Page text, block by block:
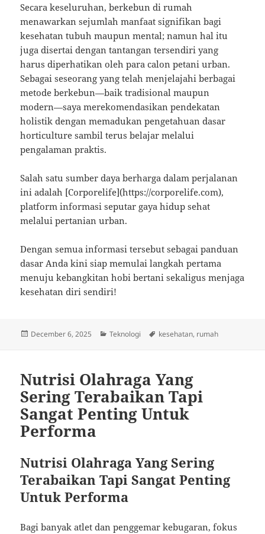
Secara keseluruhan, berkebun di rumah
menawarkan sejumlah manfaat signifikan bagi
kesehatan tubuh maupun mental; namun hal itu
juga disertai dengan tantangan tersendiri yang
harus diperhatikan oleh para calon petani urban.
Sebagai seseorang yang telah menjelajahi berbagai
metode berkebun—baik tradisional maupun
modern—saya merekomendasikan pendekatan
holistik dengan memadukan pengetahuan dasar
horticulture sambil terus belajar melalui
pengalaman praktis.
Salah satu sumber daya berharga dalam perjalanan
ini adalah [Corporelife](https://corporelife.com),
platform informasi seputar gaya hidup sehat
melalui pertanian urban.
Dengan semua informasi tersebut sebagai panduan
dasar Anda kini siap memulai langkah pertama
menuju kebangkitan hobi bertani sekaligus menjaga
kesehatan diri sendiri!
Posted
December 6, 2025 Categories
Teknologi Tags
kesehatan, rumah
Nutrisi Olahraga Yang
Sering Terabaikan Tapi
Sangat Penting Untuk
Performa
Nutrisi Olahraga Yang Sering
Terabaikan Tapi Sangat Penting
Untuk Performa
Bagi banyak atlet dan penggemar kebugaran, fokus